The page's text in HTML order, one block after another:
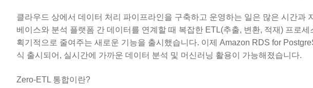
클라우드 상에서 데이터 처리 파이프라인을 구축하고 운영하는 일은 많은 시간과
베이스와 분석 플랫폼 간 데이터를 연계할 때 복잡한 ETL(추출, 변환, 적재) 프로
획기적으로 줄여주는 새로운 기능을 출시했습니다. 이제 Amazon RDS for
식 출시되어, 실시간에 가까운 데이터 분석 및 머신러닝 활용이 가능해졌습니다.
Zero-ETL 통합이란?